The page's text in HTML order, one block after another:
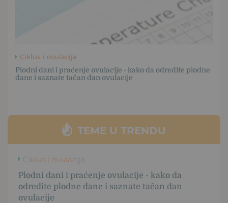
TEME U TRENDU
Ciklus i ovulacija
Plodni dani i praćenje ovulacije - kako da
odredite plodne dane i saznate tačan dan
ovulacije
Ciklus i ovulacija
Plodni dani i praćenje ovulacije - kako da odredite plodne
dane i saznate tačan dan ovulacije